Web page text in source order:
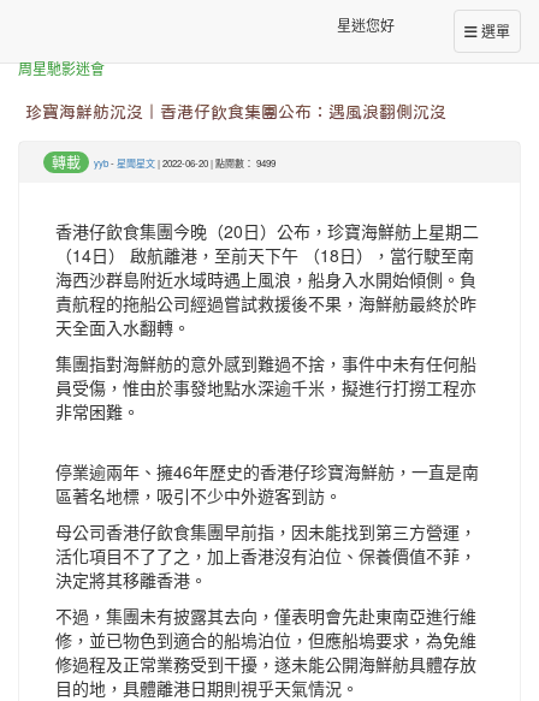
選單
星迷您好
周星馳影迷會
珍寶海鮮舫沉沒｜香港仔飲食集團公布：遇風浪翻側沉沒
轉載 yyb-星聞星文| 2022-06-20 | 點閱數： 9499
香港仔飲食集團今晚（20日）公布，珍寶海鮮舫上星期二
（14日） 啟航離港，至前天下午 （18日），當行駛至南
海西沙群島附近水域時遇上風浪，船身入水開始傾側。負
責航程的拖船公司經過嘗試救援後不果，海鮮舫最終於昨
天全面入水翻轉。
集團指對海鮮舫的意外感到難過不捨，事件中未有任何船
員受傷，惟由於事發地點水深逾千米，擬進行打撈工程亦
非常困難。
停業逾兩年、擁46年歷史的香港仔珍寶海鮮舫，一直是南
區著名地標，吸引不少中外遊客到訪。
母公司香港仔飲食集團早前指，因未能找到第三方營運，
活化項目不了了之，加上香港沒有泊位、保養價值不菲，
決定將其移離香港。
不過，集團未有披露其去向，僅表明會先赴東南亞進行維
修，並已物色到適合的船塢泊位，但應船塢要求，為免維
修過程及正常業務受到干擾，遂未能公開海鮮舫具體存放
目的地，具體離港日期則視乎天氣情況。